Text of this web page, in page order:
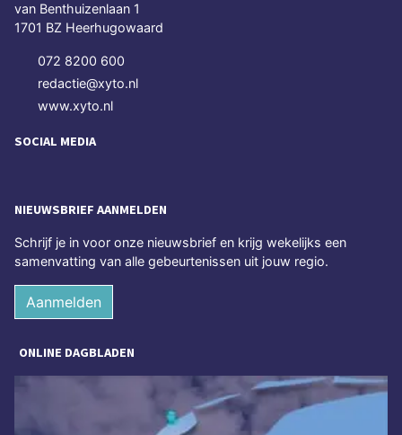
van Benthuizenlaan 1
1701 BZ Heerhugowaard
072 8200 600
redactie@xyto.nl
www.xyto.nl
SOCIAL MEDIA
NIEUWSBRIEF AANMELDEN
Schrijf je in voor onze nieuwsbrief en krijg wekelijks een
samenvatting van alle gebeurtenissen uit jouw regio.
Aanmelden
ONLINE DAGBLADEN